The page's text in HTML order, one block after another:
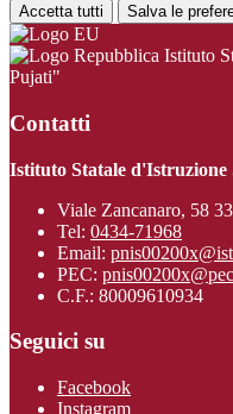
Accetta tutti Salva le
Istituto
Pujati"
Contatti
Istituto Statale
Viale Zancanaro, 58
Tel: 0434-71968
Email:
PEC:
C.F.: 80009610934
Seguici su
Facebook
Instagram